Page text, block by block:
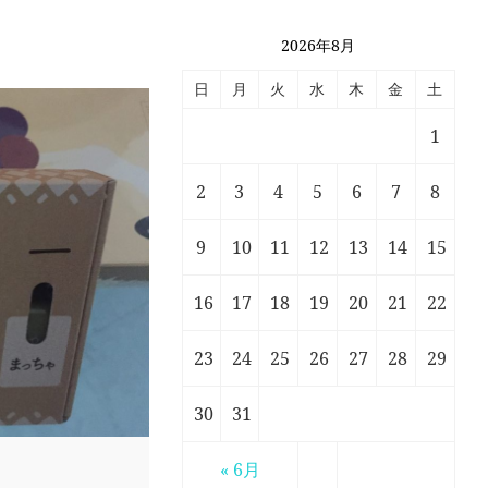
2026年8月
日 月 火 水 木 金 土
« 6月
1
2 3 4 5 6 7 8
9 10 11 12 13 14 15
16 17 18 19 20 21 22
23 24 25 26 27 28 29
30 31